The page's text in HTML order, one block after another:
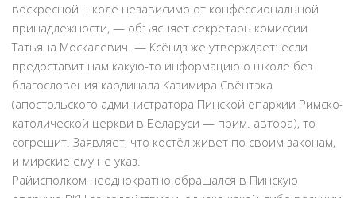
воскресной школе независимо от конфессиональной
принадлежности, — объясняет секретарь комиссии
Татьяна Москалевич. — Ксёндз же утверждает: если
предоставит нам какую-то информацию о школе без
благословения кардинала Казимира Свёнтэка
(апостольского администратора Пинской епархии Римско-
католической церкви в Беларуси — прим. автора), то
согрешит. Заявляет, что костёл живет по своим законам,
и мирские ему не указ.
Райисполком неоднократно обращался в Пинскую